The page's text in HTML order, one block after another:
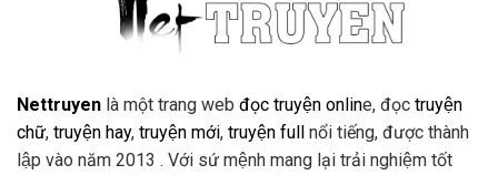
Nettruyen là một trang web đọc truyện online, đọc truyện
chữ, truyện hay, truyện mới, truyện full
nổi tiếng, được thành
lập vào năm 2013 . Với sứ mệnh mang lại trải nghiệm tốt